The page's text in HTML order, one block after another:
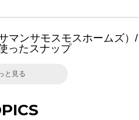
マンサモスモスホームズ）/
ったスナップ
と見る